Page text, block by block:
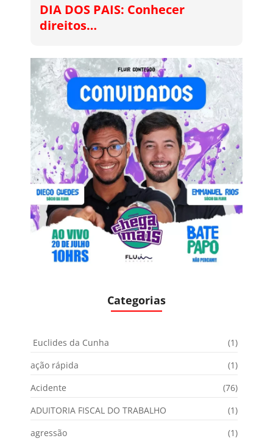
DIA DOS PAIS: Conhecer
direitos…
Categorias
Euclides da Cunha
(1)
ação rápida
(1)
Acidente
(76)
ADUITORIA FISCAL DO TRABALHO
(1)
agressão
(1)